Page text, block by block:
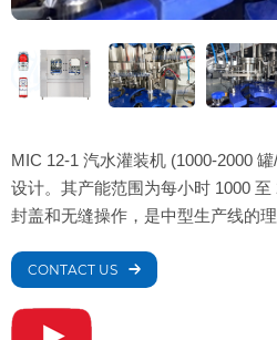
MIC 12-1 汽水灌装机 (1000-2000
设计。其产能范围为每小时 1000 至
封盖和无缝操作，是中型生产线的理
CONTACT US